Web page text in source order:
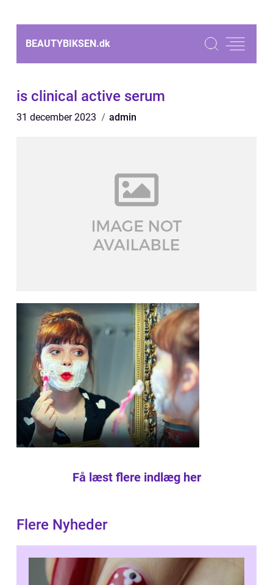
BEAUTYBIKSEN.dk
is clinical active serum
31 december 2023 admin
Få læst flere indlæg her
Flere Nyheder